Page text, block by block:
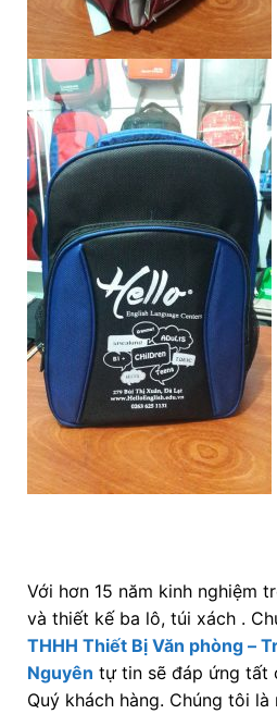
Với hơn 15 năm kinh nghiệm
và thiết kế ba lô, túi xách .
THHH Thiết Bị Văn phòng –
Nguyên tự tin sẽ đáp ứng tất
Quý khách hàng. Chúng tôi